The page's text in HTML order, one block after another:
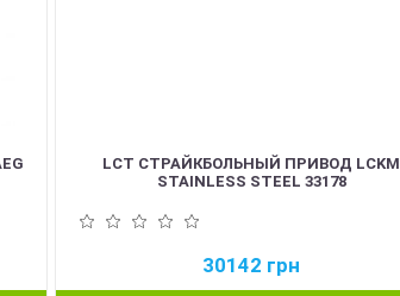
LCT СТРАЙКБОЛЬНЫЙ ПРИВОД LCKM
STAINLESS STEEL 33178
30142 грн